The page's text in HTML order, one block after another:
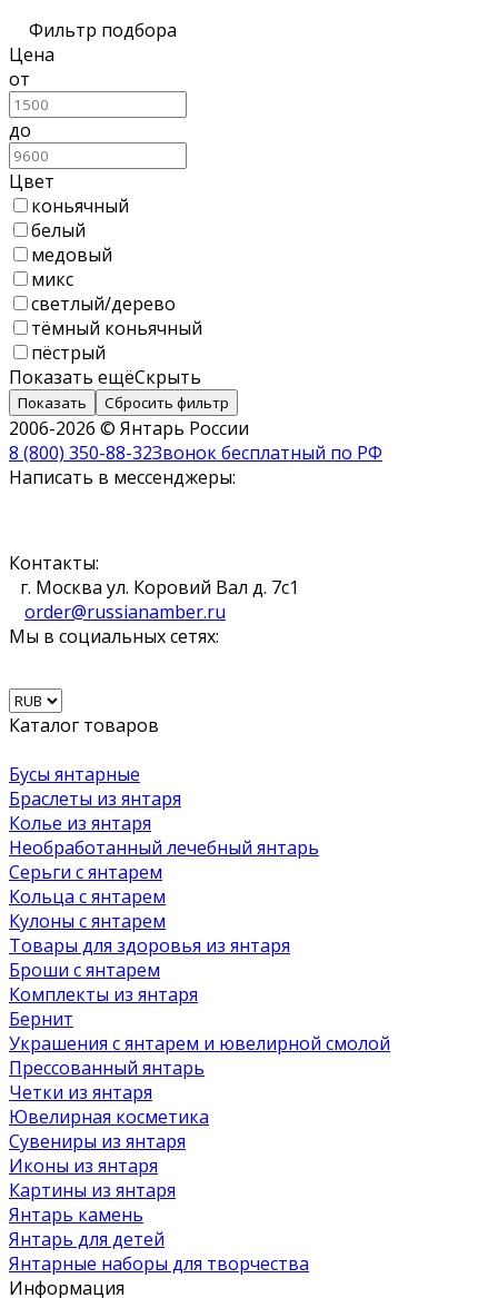
Фильтр подбора
Цена
от
до
Цвет
коньячный
белый
медовый
микс
светлый/дерево
тёмный коньячный
пёстрый
Показать ещёСкрыть
Показать Сбросить фильтр
2006-2026 © Янтарь России
8 (800) 350-88-32Звонок бесплатный по РФ
Написать в мессенджеры:
Контакты:
г. Москва ул. Коровий Вал д. 7с1
order@russianamber.ru
Мы в социальных сетях:
Каталог товаров
Бусы янтарные
Браслеты из янтаря
Колье из янтаря
Необработанный лечебный янтарь
Серьги с янтарем
Кольца с янтарем
Кулоны с янтарем
Товары для здоровья из янтаря
Броши с янтарем
Комплекты из янтаря
Бернит
Украшения с янтарем и ювелирной смолой
Прессованный янтарь
Четки из янтаря
Ювелирная косметика
Сувениры из янтаря
Иконы из янтаря
Картины из янтаря
Янтарь камень
Янтарь для детей
Янтарные наборы для творчества
Информация